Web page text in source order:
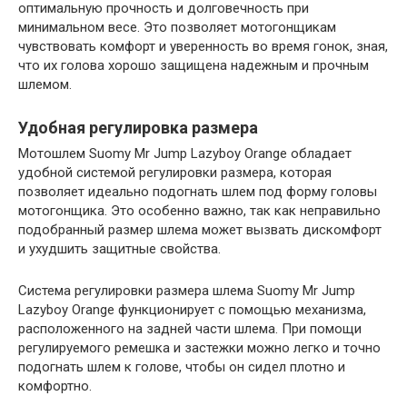
оптимальную прочность и долговечность при
минимальном весе. Это позволяет мотогонщикам
чувствовать комфорт и уверенность во время гонок, зная,
что их голова хорошо защищена надежным и прочным
шлемом.
Удобная регулировка размера
Мотошлем Suomy Mr Jump Lazyboy Orange обладает
удобной системой регулировки размера, которая
позволяет идеально подогнать шлем под форму головы
мотогонщика. Это особенно важно, так как неправильно
подобранный размер шлема может вызвать дискомфорт
и ухудшить защитные свойства.
Система регулировки размера шлема Suomy Mr Jump
Lazyboy Orange функционирует с помощью механизма,
расположенного на задней части шлема. При помощи
регулируемого ремешка и застежки можно легко и точно
подогнать шлем к голове, чтобы он сидел плотно и
комфортно.